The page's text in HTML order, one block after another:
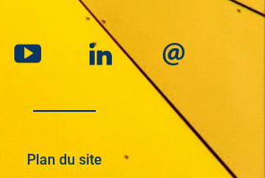
Plan du site